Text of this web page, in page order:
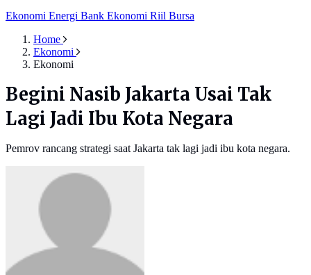
Ekonomi Energi Bank Ekonomi Riil Bursa
Home
Ekonomi
Ekonomi
Begini Nasib Jakarta Usai Tak
Lagi Jadi Ibu Kota Negara
Pemrov rancang strategi saat Jakarta tak lagi jadi ibu kota negara.